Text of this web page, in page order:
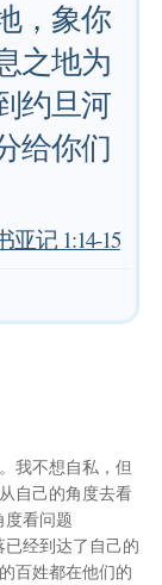
，象你
之地为
约旦河
给你们
亚记 1:14-15
我不想自私，但
自己的角度去看
度看问题
已经到达了自己的
百姓都在他们的